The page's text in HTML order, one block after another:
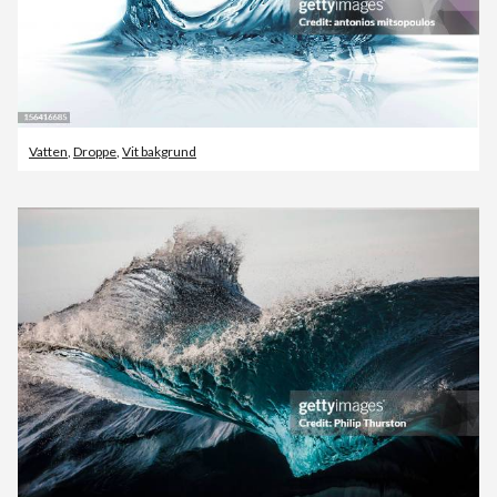
Vatten, Droppe, Vit bakgrund